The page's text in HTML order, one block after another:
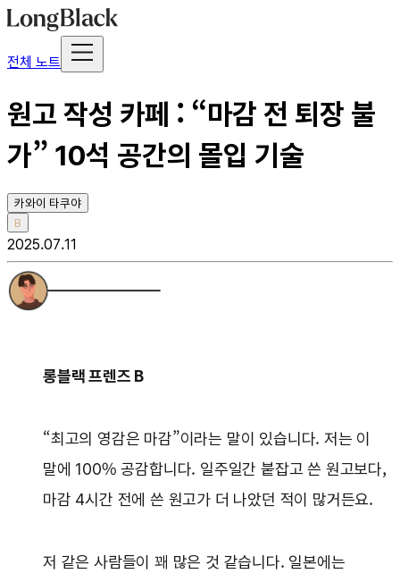
전체 노트
원고 작성 카페 : “마감 전 퇴장 불
가” 10석 공간의 몰입 기술
카와이 타쿠야
B
2025.07.11
롱블랙 프렌즈 B
“최고의 영감은 마감”이라는 말이 있습니다. 저는 이
말에 100% 공감합니다. 일주일간 붙잡고 쓴 원고보다,
마감 4시간 전에 쓴 원고가 더 나았던 적이 많거든요.
저 같은 사람들이 꽤 많은 것 같습니다. 일본에는